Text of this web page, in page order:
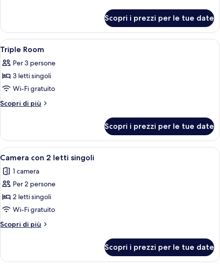
Room
Scopri i prezzi per le tue date
Apri
tutte
le
foto
per
Triple
Postazione laptop, Wi-Fi gratuito,
5
Triple Room
Per 3 persone
3 letti singoli
Wi-Fi gratuito
Scopri di più
Altri
Room
Scopri i prezzi per le tue date
Apri
tutte
le
foto
per
Camera
con
2
singoli
Camera d'albergo con due letti, una
10
Camera con 2 letti singoli
1 camera
Per 2 persone
2 letti singoli
Wi-Fi gratuito
Scopri di più
Altri
con
Scopri i prezzi per le tue date